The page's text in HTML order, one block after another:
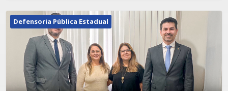
Defensoria Pública Estadual